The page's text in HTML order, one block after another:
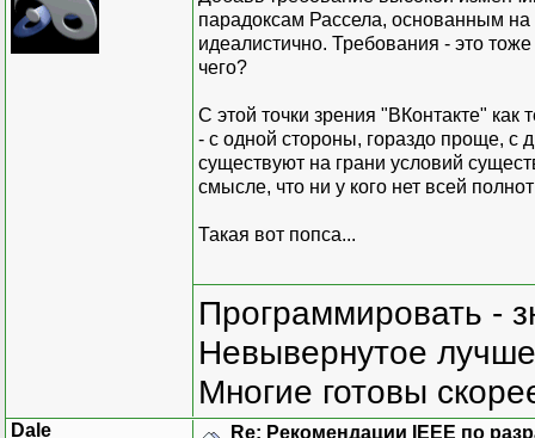
парадоксам Рассела, основанным
идеалистично. Требования - это
чего?
С этой точки зрения "ВКонтакте" как
- с одной стороны, гораздо проще, с
существуют на грани условий
смысле, что ни у кого нет всей
Такая вот попса...
Программировать -
Невывернутое
Многие готовы
Dale Re: Рекомендации IEEE по